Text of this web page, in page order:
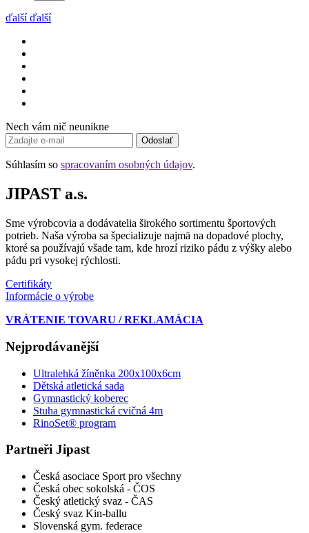
ďalší ďalší
Nech vám nič neunikne
Odoslať
Súhlasím so spracovaním osobných údajov.
JIPAST a.s.
Sme výrobcovia a dodávatelia širokého sortimentu športových
potrieb. Naša výroba sa špecializuje najmä na dopadové plochy,
ktoré sa používajú všade tam, kde hrozí riziko pádu z výšky alebo
pádu pri vysokej rýchlosti.
Certifikáty
Informácie o výrobe
VRÁTENIE TOVARU / REKLAMÁCIA
Nejprodávanější
Ultralehká žíněnka 200x100x6cm
Dětská atletická sada
Gymnastický koberec
Stuha gymnastická cvičná 4m
RinoSet® program
Partneři Jipast
Česká asociace Sport pro všechny
Česká obec sokolská - ČOS
Český atletický svaz - ČAS
Český svaz Kin-ballu
Slovenská gym. federace